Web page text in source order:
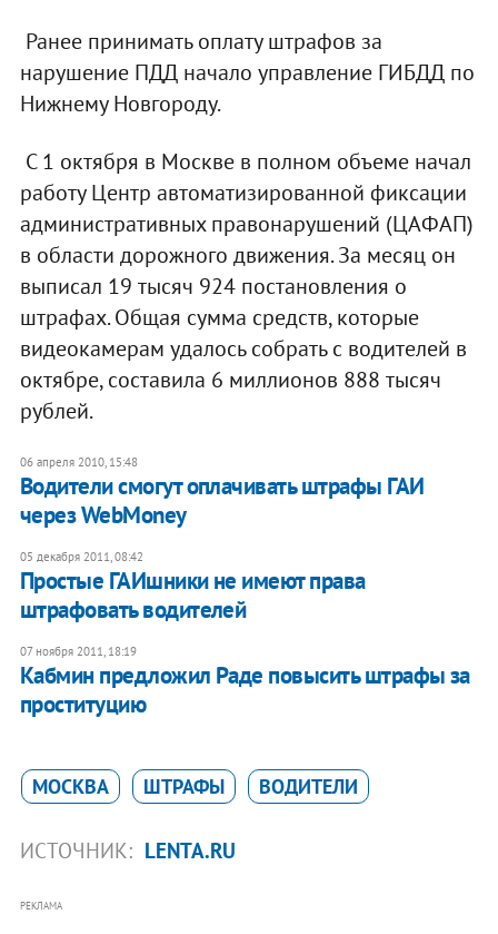
Ранее принимать оплату штрафов за
нарушение ПДД начало управление ГИБДД по
Нижнему Новгороду.
С 1 октября в Москве в полном объеме начал
работу Центр автоматизированной фиксации
административных правонарушений (ЦАФАП)
в области дорожного движения. За месяц он
выписал 19 тысяч 924 постановления о
штрафах. Общая сумма средств, которые
видеокамерам удалось собрать с водителей в
октябре, составила 6 миллионов 888 тысяч
рублей.
06 апреля 2010, 15:48
Водители смогут оплачивать штрафы ГАИ
через WebMoney
05 декабря 2011, 08:42
Простые ГАИшники не имеют права
штрафовать водителей
07 ноября 2011, 18:19
Кабмин предложил Раде повысить штрафы за
проституцию
МОСКВА ШТРАФЫ ВОДИТЕЛИ
ИСТОЧНИК: LENTA.RU
РЕКЛАМА